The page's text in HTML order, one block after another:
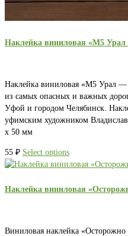
Наклейка виниловая «М5 Урал
Наклейка виниловая «М5 Урал —
из самых опасных и важных
Уфой и городом Челябинск.
уфимским художником
х 50 мм
55 ₽ Select options
Наклейка виниловая
Виниловая наклейка